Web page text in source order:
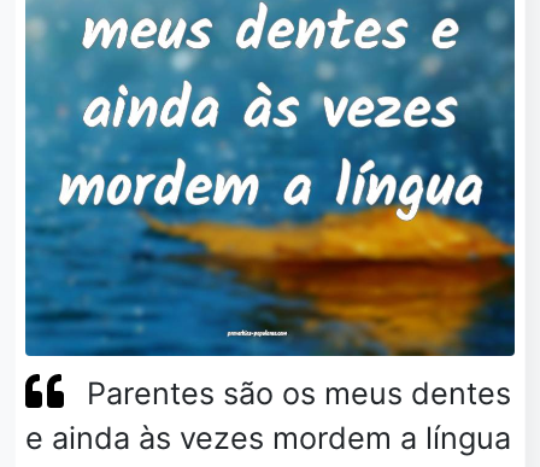
Parentes são os meus dentes
e ainda às vezes mordem a língua